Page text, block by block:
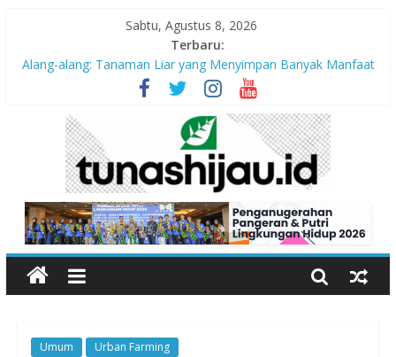
Sabtu, Agustus 8, 2026
Terbaru:
Alang-alang: Tanaman Liar yang Menyimpan Banyak Manfaat
Peran Kritis Pendidik Saat Guncangan Gempa Terjadi
Sekolah Aman Gempa
Hari Anak Nasional 2026: Memastikan Setiap Anak Indonesia
Tumbuh Aman, Sehat, dan Bahagia
“Pengurangan Risiko Bencana Gempa” Webinar Nasional
Seri#305, Sabtu 18 Juli 2026
Umum Urban Farming